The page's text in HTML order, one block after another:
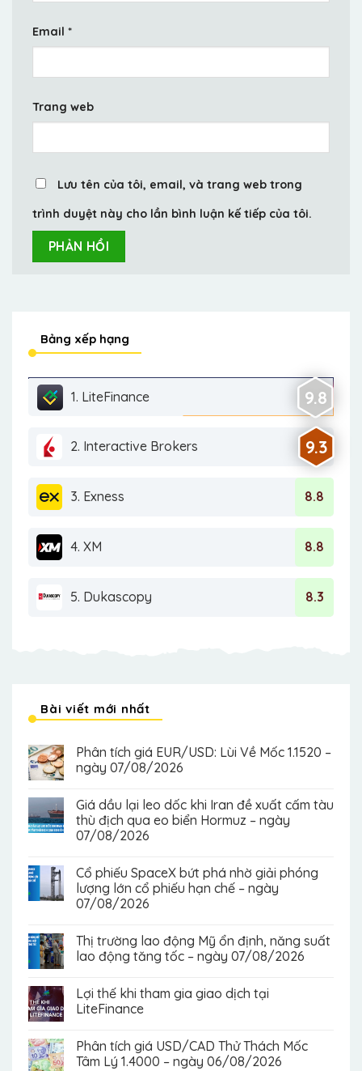
Email *
Trang web
Lưu tên của tôi, email, và trang web trong
trình duyệt này cho lần bình luận kế tiếp của tôi.
Bảng xếp hạng
1. LiteFinance 9.8
2. Interactive Brokers 9.3
3. Exness 8.8
4. XM 8.8
5. Dukascopy 8.3
Bài viết mới nhất
Phân tích giá EUR/USD: Lùi Về Mốc 1.1520 –
ngày 07/08/2026
Giá dầu lại leo dốc khi Iran đề xuất cấm tàu
thù địch qua eo biển Hormuz – ngày
07/08/2026
Cổ phiếu SpaceX bứt phá nhờ giải phóng
lượng lớn cổ phiếu hạn chế – ngày
07/08/2026
Thị trường lao động Mỹ ổn định, năng suất
lao động tăng tốc – ngày 07/08/2026
Lợi thế khi tham gia giao dịch tại
LiteFinance
Phân tích giá USD/CAD Thử Thách Mốc
Tâm Lý 1.4000 – ngày 06/08/2026